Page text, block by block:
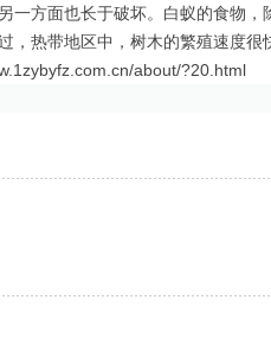
一方面也长于破坏。白蚁的食物
，热带地区中，树木的繁殖速度
about/?20.html